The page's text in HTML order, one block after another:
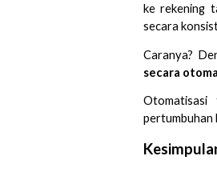
ke rekening
secara
Caranya?
secara
Otomatisasi
pertumbuhan